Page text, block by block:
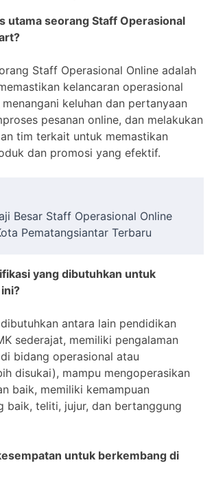
utama seorang Staff Operasional
Staff Operasional Online adalah
kelancaran operasional
keluhan dan pertanyaan
pesanan online, dan melakukan
tim terkait untuk memastikan
dan promosi yang efektif.
Besar Staff Operasional Online
Pematangsiantar Terbaru
yang dibutuhkan untuk
antara lain pendidikan
sederajat, memiliki pengalaman
bidang operasional atau
disukai), mampu mengoperasikan
baik, memiliki kemampuan
baik, teliti, jujur, dan bertanggung
untuk berkembang di